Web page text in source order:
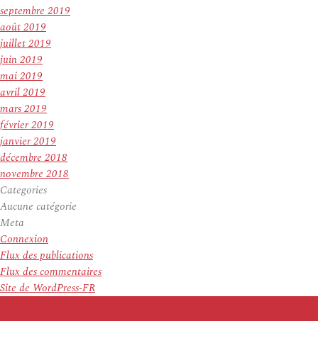
septembre 2019
août 2019
juillet 2019
juin 2019
mai 2019
avril 2019
mars 2019
février 2019
janvier 2019
décembre 2018
novembre 2018
Categories
Aucune catégorie
Meta
Connexion
Flux des publications
Flux des commentaires
Site de WordPress-FR